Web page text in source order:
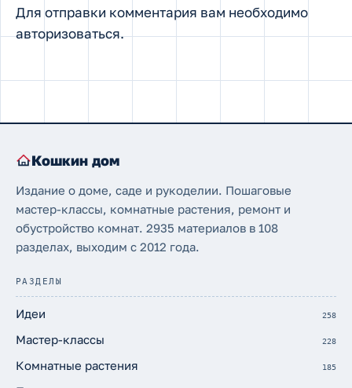
Для отправки комментария вам необходимо
авторизоваться.
Кошкин дом
Издание о доме, саде и рукоделии. Пошаговые
мастер-классы, комнатные растения, ремонт и
обустройство комнат. 2935 материалов в 108
разделах, выходим с 2012 года.
РАЗДЕЛЫ
Идеи 258
Мастер-классы 228
Комнатные растения 185